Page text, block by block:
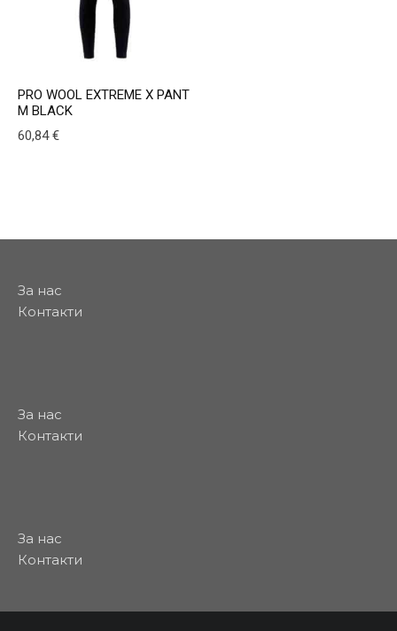
PRO WOOL EXTREME X PANT
M BLACK
60,84€
За нас
Контакти
За нас
Контакти
За нас
Контакти